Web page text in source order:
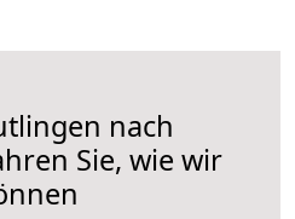
nach
Sie, wie wir